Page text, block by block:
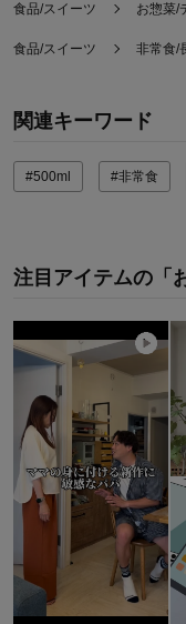
食品/スイーツ お惣菜/
食品/スイーツ 非常食/
関連キーワード
#500ml #非常食
注目アイテムの「